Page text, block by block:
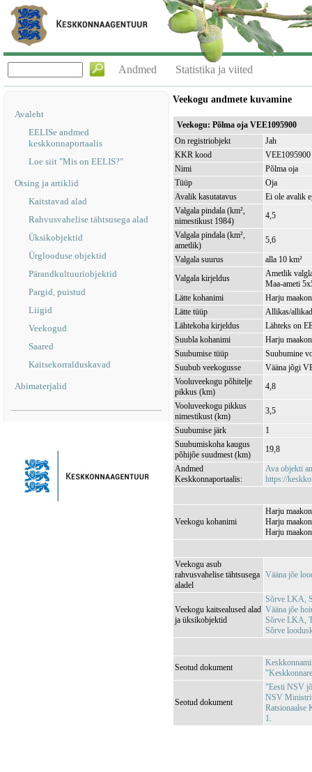
Andmed Statistika ja viited
Avaleht
EELISe andmed
keskkonnaportaalis
Loe siit "Mis on EELIS?"
Otsing ja artiklid
Kaitstavad alad
Rahvusvahelise tähtsusega alad
Üksikobjektid
Ürglooduse objektid
Pärandkultuuriobjektid
Pargid, puistud
Liigid
Veekogud
Saared
Kaitsekorralduskavad
Abimaterjalid
Veekogu andmete kuvamine
Veekogu: Põlma oja VEE1095900
On registriobjekt
Jah
KKR kood
VEE1095900
Nimi
Põlma oja
Tüüp
Oja
Avalik kasutatavus
Ei ole avalik
Valgala pindala (km²,
nimestikust 1984)
4,5
Valgala pindala (km²,
ametlik)
5,6
Valgala suurus
alla 10 km²
Valgala kirjeldus
Ametlik
Maa-ameti
Lätte kohanimi
Harju
Lätte tüüp
Allikas/allikad
Lähtekoha kirjeldus
Lähteks on
Suubla kohanimi
Harju
Suubumise tüüp
Suubumine
Suubub veekogusse
Vääna jõgi
Vooluveekogu põhitelje
pikkus (km)
4,8
Vooluveekogu pikkus
nimestikust (km)
3,5
Suubumise järk
1
Suubumiskoha kaugus
põhijõe suudmest (km)
19,8
Andmed
Keskkonnaportaalis:
Ava objekti
https://
Veekogu kohanimi
Harju
Harju
Harju
Veekogu asub
rahvusvahelise tähtsusega
aladel
Vääna jõe
Veekogu kaitsealused alad
ja üksikobjektid
Sõrve LKA,
Vääna jõe
Sõrve LKA,
Sõrve
Seotud dokument
Seotud dokument
"Eesti NSV
NSV
Ratsionaalse
1.